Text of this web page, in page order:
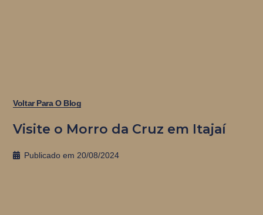
Voltar Para O Blog
Visite o Morro da Cruz em Itajaí
Publicado em 20/08/2024